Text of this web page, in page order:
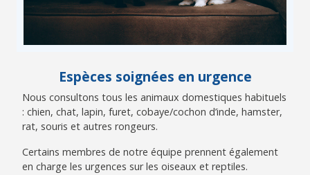
Espèces soignées en urgence
Nous consultons tous les animaux domestiques habituels
: chien, chat, lapin, furet, cobaye/cochon d’inde, hamster,
rat, souris et autres rongeurs.
Certains membres de notre équipe prennent également
en charge les urgences sur les oiseaux et reptiles.